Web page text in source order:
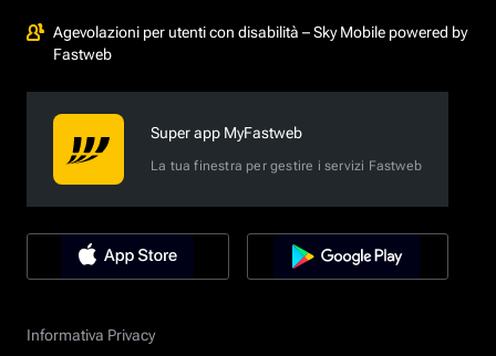
Agevolazioni per utenti con disabilità – Sky Mobile powered by
Fastweb
Super app MyFastweb
La tua finestra per gestire i servizi Fastweb
Informativa Privacy